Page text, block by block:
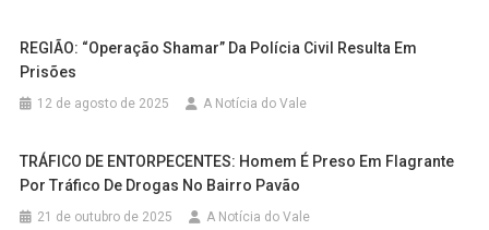
REGIÃO: “Operação Shamar” Da Polícia Civil Resulta Em
Prisões
12 de agosto de 2025 A Notícia do Vale
TRÁFICO DE ENTORPECENTES: Homem É Preso Em Flagrante
Por Tráfico De Drogas No Bairro Pavão
21 de outubro de 2025 A Notícia do Vale